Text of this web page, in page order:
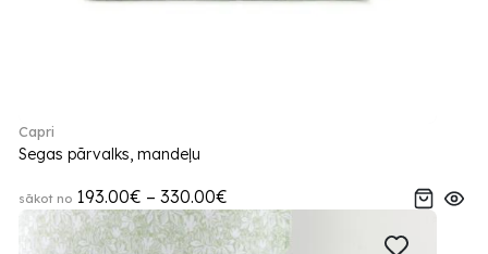
Capri
Segas pārvalks, mandeļu
sākot no 193.00€ – 330.00€